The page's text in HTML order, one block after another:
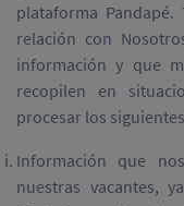
plataforma
relación con
información y que
recopilen en
procesar los
Información que
nuestras vacantes,